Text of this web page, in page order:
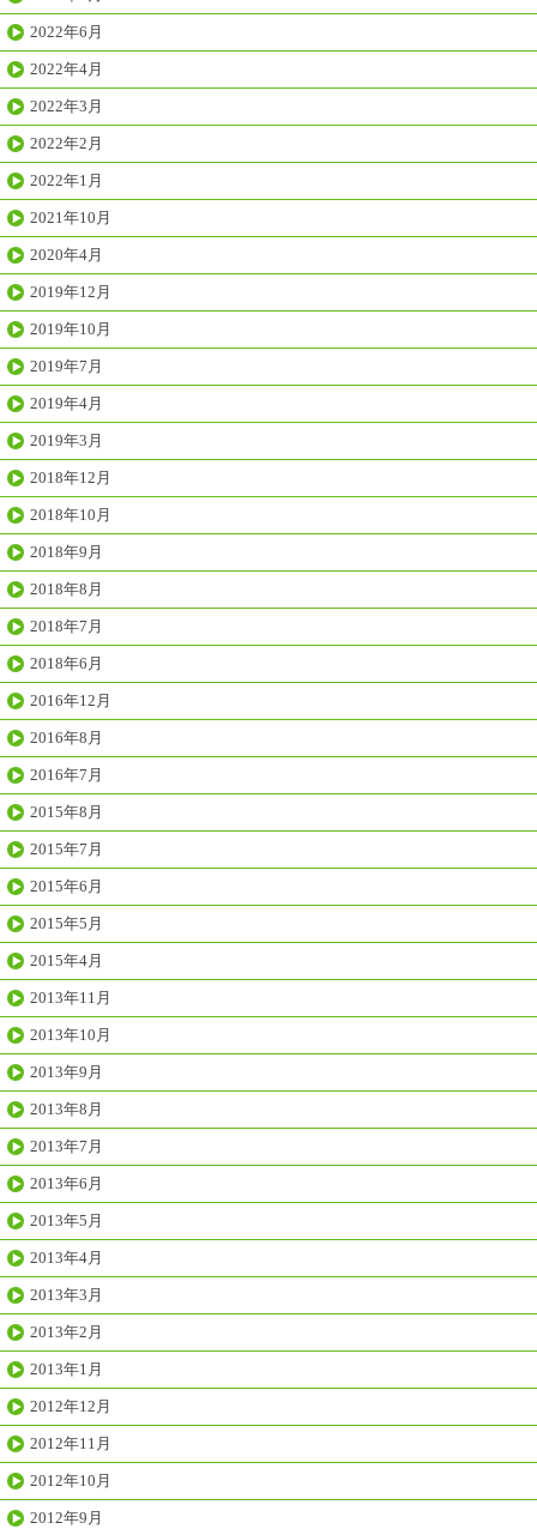
2022年6月
2022年4月
2022年3月
2022年2月
2022年1月
2021年10月
2020年4月
2019年12月
2019年10月
2019年7月
2019年4月
2019年3月
2018年12月
2018年10月
2018年9月
2018年8月
2018年7月
2018年6月
2016年12月
2016年8月
2016年7月
2015年8月
2015年7月
2015年6月
2015年5月
2015年4月
2013年11月
2013年10月
2013年9月
2013年8月
2013年7月
2013年6月
2013年5月
2013年4月
2013年3月
2013年2月
2013年1月
2012年12月
2012年11月
2012年10月
2012年9月